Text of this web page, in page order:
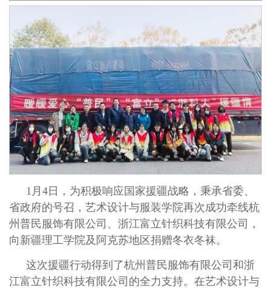
1月4日，为积极响应国家援疆战略，秉承省委、
省政府的号召，艺术设计与服装学院再次成功牵线杭
州普民服饰有限公司、浙江富立针织科技有限公司，
向新疆理工学院及阿克苏地区捐赠冬衣冬袜。
这次援疆行动得到了杭州普民服饰有限公司和浙
江富立针织科技有限公司的全力支持。在艺术设计与